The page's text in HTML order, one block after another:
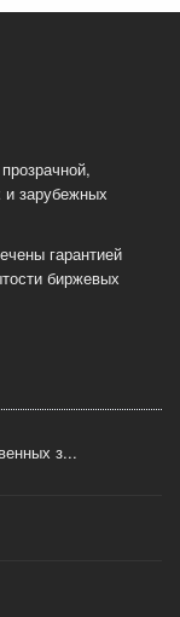
зарубежных
гарантией
биржевых
з...